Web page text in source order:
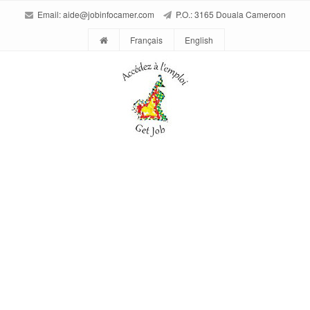
Email:aide@jobinfocamer.com P.O.: 3165 Douala Cameroon
Français English